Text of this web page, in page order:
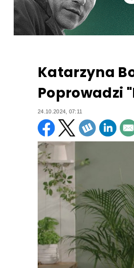
Katarzyna
Poprowadzi
24.10.2024, 07:11